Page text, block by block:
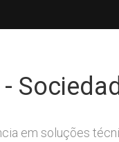
em soluções